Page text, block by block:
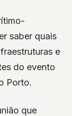
saber quais
e
do evento
Porto.
que